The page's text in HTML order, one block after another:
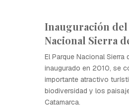
Inauguración del
Nacional Sierra
El Parque Nacional Sierra
inaugurado en 2010, se
importante atractivo
biodiversidad y los
Catamarca.